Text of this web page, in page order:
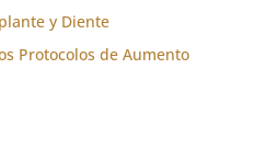
y Diente
Protocolos de Aumento